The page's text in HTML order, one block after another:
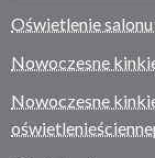
Oświetlenie
Nowoczesne
Nowoczesne